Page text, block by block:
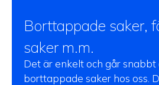
Borttappade saker,
saker m.m.
Det är enkelt och går snabbt
borttappade saker hos oss.